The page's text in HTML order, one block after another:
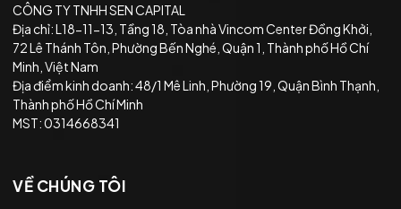
CÔNG TY TNHH SEN CAPITAL
Địa chỉ: L18-11-13, Tầng 18, Tòa nhà Vincom Center Đồng Khởi,
72 Lê Thánh Tôn, Phường Bến Nghé, Quận 1, Thành phố Hồ Chí
Minh, Việt Nam
Địa điểm kinh doanh: 48/1 Mê Linh, Phường 19, Quận Bình Thạnh,
Thành phố Hồ Chí Minh
MST: 0314668341
VỀ CHÚNG TÔI